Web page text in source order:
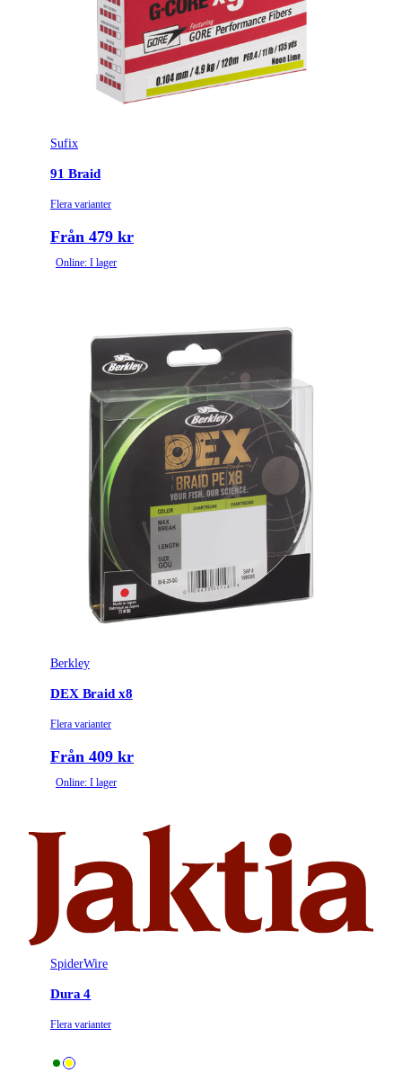
Sufix
91 Braid
Flera varianter
Från 479 kr
Online: I lager
Berkley
DEX Braid x8
Flera varianter
Från 409 kr
Online: I lager
SpiderWire
Dura 4
Flera varianter